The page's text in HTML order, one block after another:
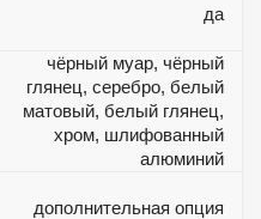
да
чёрный муар, чёрный
глянец, серебро, белый
матовый, белый глянец,
хром, шлифованный
алюминий
дополнительная опция